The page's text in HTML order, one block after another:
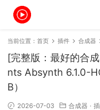
当前位置： 首页 插件 合成器
[完整版：最好的合
nts Absynth 6.1.0-
B）
2026-07-03 合成器 ·